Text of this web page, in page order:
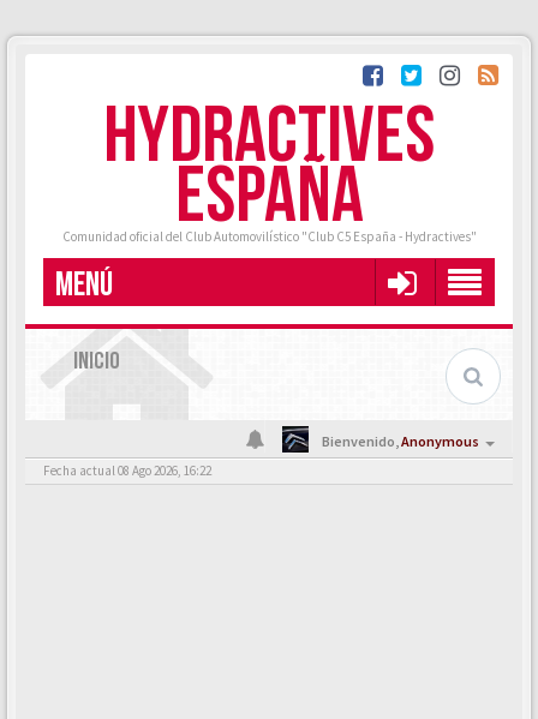
HYDRACTIVES
ESPAÑA
Comunidad oficial del Club Automovilístico "Club C5 España - Hydractives"
MENÚ
INICIO
Bienvenido,Anonymous
Fecha actual 08 Ago 2026, 16:22